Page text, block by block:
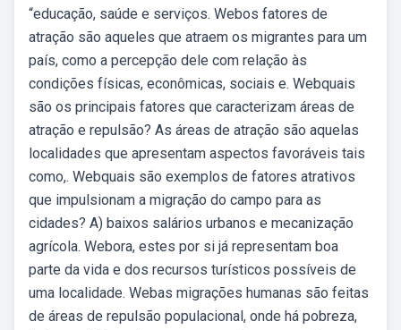
“educação, saúde e serviços. Webos fatores de
atração são aqueles que atraem os migrantes para um
país, como a percepção dele com relação às
condições físicas, econômicas, sociais e. Webquais
são os principais fatores que caracterizam áreas de
atração e repulsão? As áreas de atração são aquelas
localidades que apresentam aspectos favoráveis tais
como,. Webquais são exemplos de fatores atrativos
que impulsionam a migração do campo para as
cidades? A) baixos salários urbanos e mecanização
agrícola. Webora, estes por si já representam boa
parte da vida e dos recursos turísticos possíveis de
uma localidade. Webas migrações humanas são feitas
de áreas de repulsão populacional, onde há pobreza,